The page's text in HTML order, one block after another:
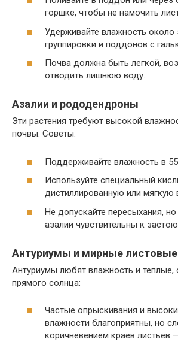
горшке, чтобы не намочить
Удерживайте влажность
группировки и поддонов с
Почва должна быть легкой,
отводить лишнюю воду.
Азалии и рододендроны
Эти растения требуют высокой
почвы. Советы:
Поддерживайте влажность в
Используйте специальный
дистиллированную или мягкую
Не допускайте пересыхания,
азалии чувствительны к
Антуриумы и мирные
Антуриумы любят влажность и теплые,
прямого солнца:
Частые опрыскивания и
влажности благоприятны, но
коричневением краев листьев